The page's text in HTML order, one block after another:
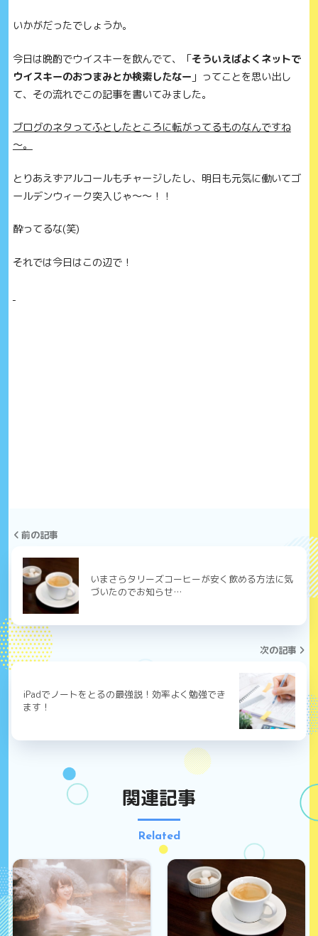
いかがだったでしょうか。
今日は晩酌でウイスキーを飲んでて、「そういえばよくネットで
ウイスキーのおつまみとか検索したなー 」ってことを思い出し
て、その流れでこの記事を書いてみました。
ブログのネタってふとしたところに転がってるものなんですね
～。
とりあえずアルコールもチャージしたし、明日も元気に働いてゴ
ールデンウィーク突入じゃ～～！！
酔ってるな(笑)
それでは今日はこの辺で！
前の記事
いまさらタリーズコーヒーが安く飲める方法に気
づいたのでお知らせ…
次の記事
iPadでノートをとるの最強説！効率よく勉強でき
ます！
関連記事
Related